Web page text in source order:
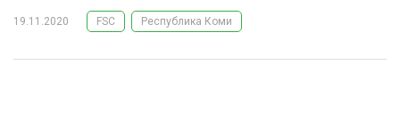
ЛЕСНОЕ ХОЗЯЙСТВО
19.11.2020 FSC Республика Коми